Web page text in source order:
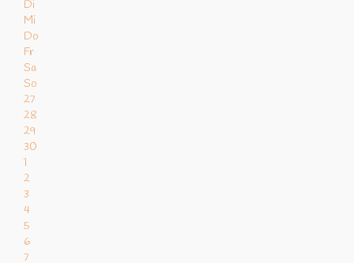
Di
Mi
Do
Fr
Sa
So
27
28
29
30
1
2
3
4
5
6
7